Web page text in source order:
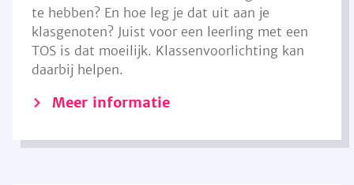
te hebben? En hoe leg je dat uit aan je
klasgenoten? Juist voor een leerling met een
TOS is dat moeilijk. Klassenvoorlichting kan
daarbij helpen.
Meer informatie